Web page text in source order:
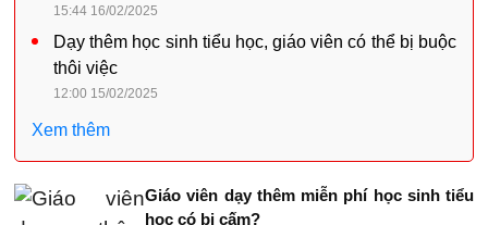
15:44 16/02/2025
Dạy thêm học sinh tiểu học, giáo viên có thể bị buộc
thôi việc
12:00 15/02/2025
Xem thêm
Giáo viên dạy thêm miễn phí học sinh tiểu
học có bị cấm?